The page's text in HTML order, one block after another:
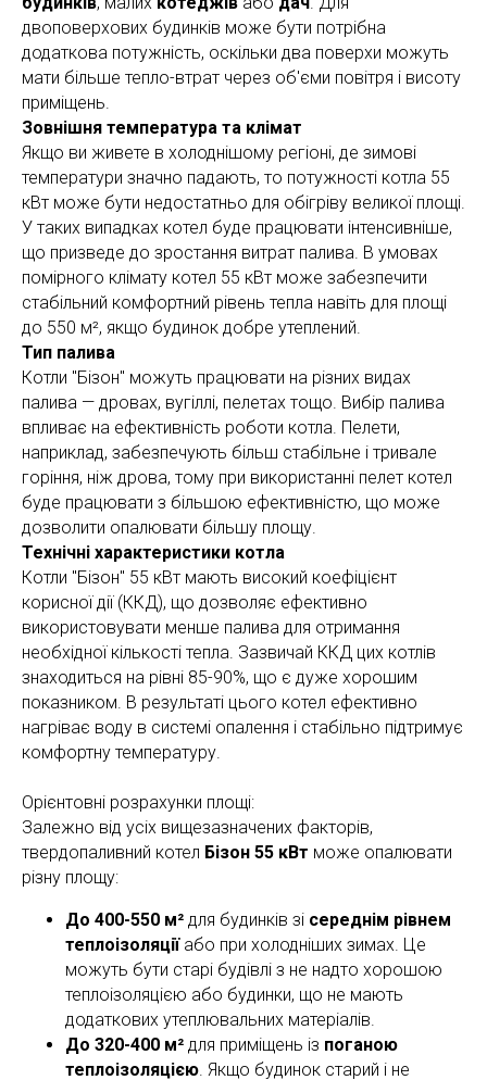
двоповерхових будинків може бути потрібна
додаткова потужність, оскільки два поверхи можуть
мати більше тепло-втрат через об'єми повітря і висоту
приміщень.
Зовнішня температура та клімат
Якщо ви живете в холоднішому регіоні, де зимові
температури значно падають, то потужності котла 55
кВт може бути недостатньо для обігріву великої площі.
У таких випадках котел буде працювати інтенсивніше,
що призведе до зростання витрат палива. В умовах
помірного клімату котел 55 кВт може забезпечити
стабільний комфортний рівень тепла навіть для площі
до 550 м², якщо будинок добре утеплений.
Тип палива
Котли "Бізон" можуть працювати на різних видах
палива — дровах, вугіллі, пелетах тощо. Вибір палива
впливає на ефективність роботи котла. Пелети,
наприклад, забезпечують більш стабільне і тривале
горіння, ніж дрова, тому при використанні пелет котел
буде працювати з більшою ефективністю, що може
дозволити опалювати більшу площу.
Технічні характеристики котла
Котли "Бізон" 55 кВт мають високий коефіцієнт
корисної дії (ККД), що дозволяє ефективно
використовувати менше палива для отримання
необхідної кількості тепла. Зазвичай ККД цих котлів
знаходиться на рівні 85-90%, що є дуже хорошим
показником. В результаті цього котел ефективно
нагріває воду в системі опалення і стабільно підтримує
комфортну температуру.
Орієнтовні розрахунки площі:
Залежно від усіх вищезазначених факторів,
твердопаливний котел Бізон 55 кВт може опалювати
різну площу:
До 400-550 м² для будинків зі середнім рівнем
теплоізоляціїабо при холодніших зимах. Це
можуть бути старі будівлі з не надто хорошою
теплоізоляцією або будинки, що не мають
додаткових утеплювальних матеріалів.
До 320-400 м² для приміщень із поганою
теплоізоляцією. Якщо будинок старий і не